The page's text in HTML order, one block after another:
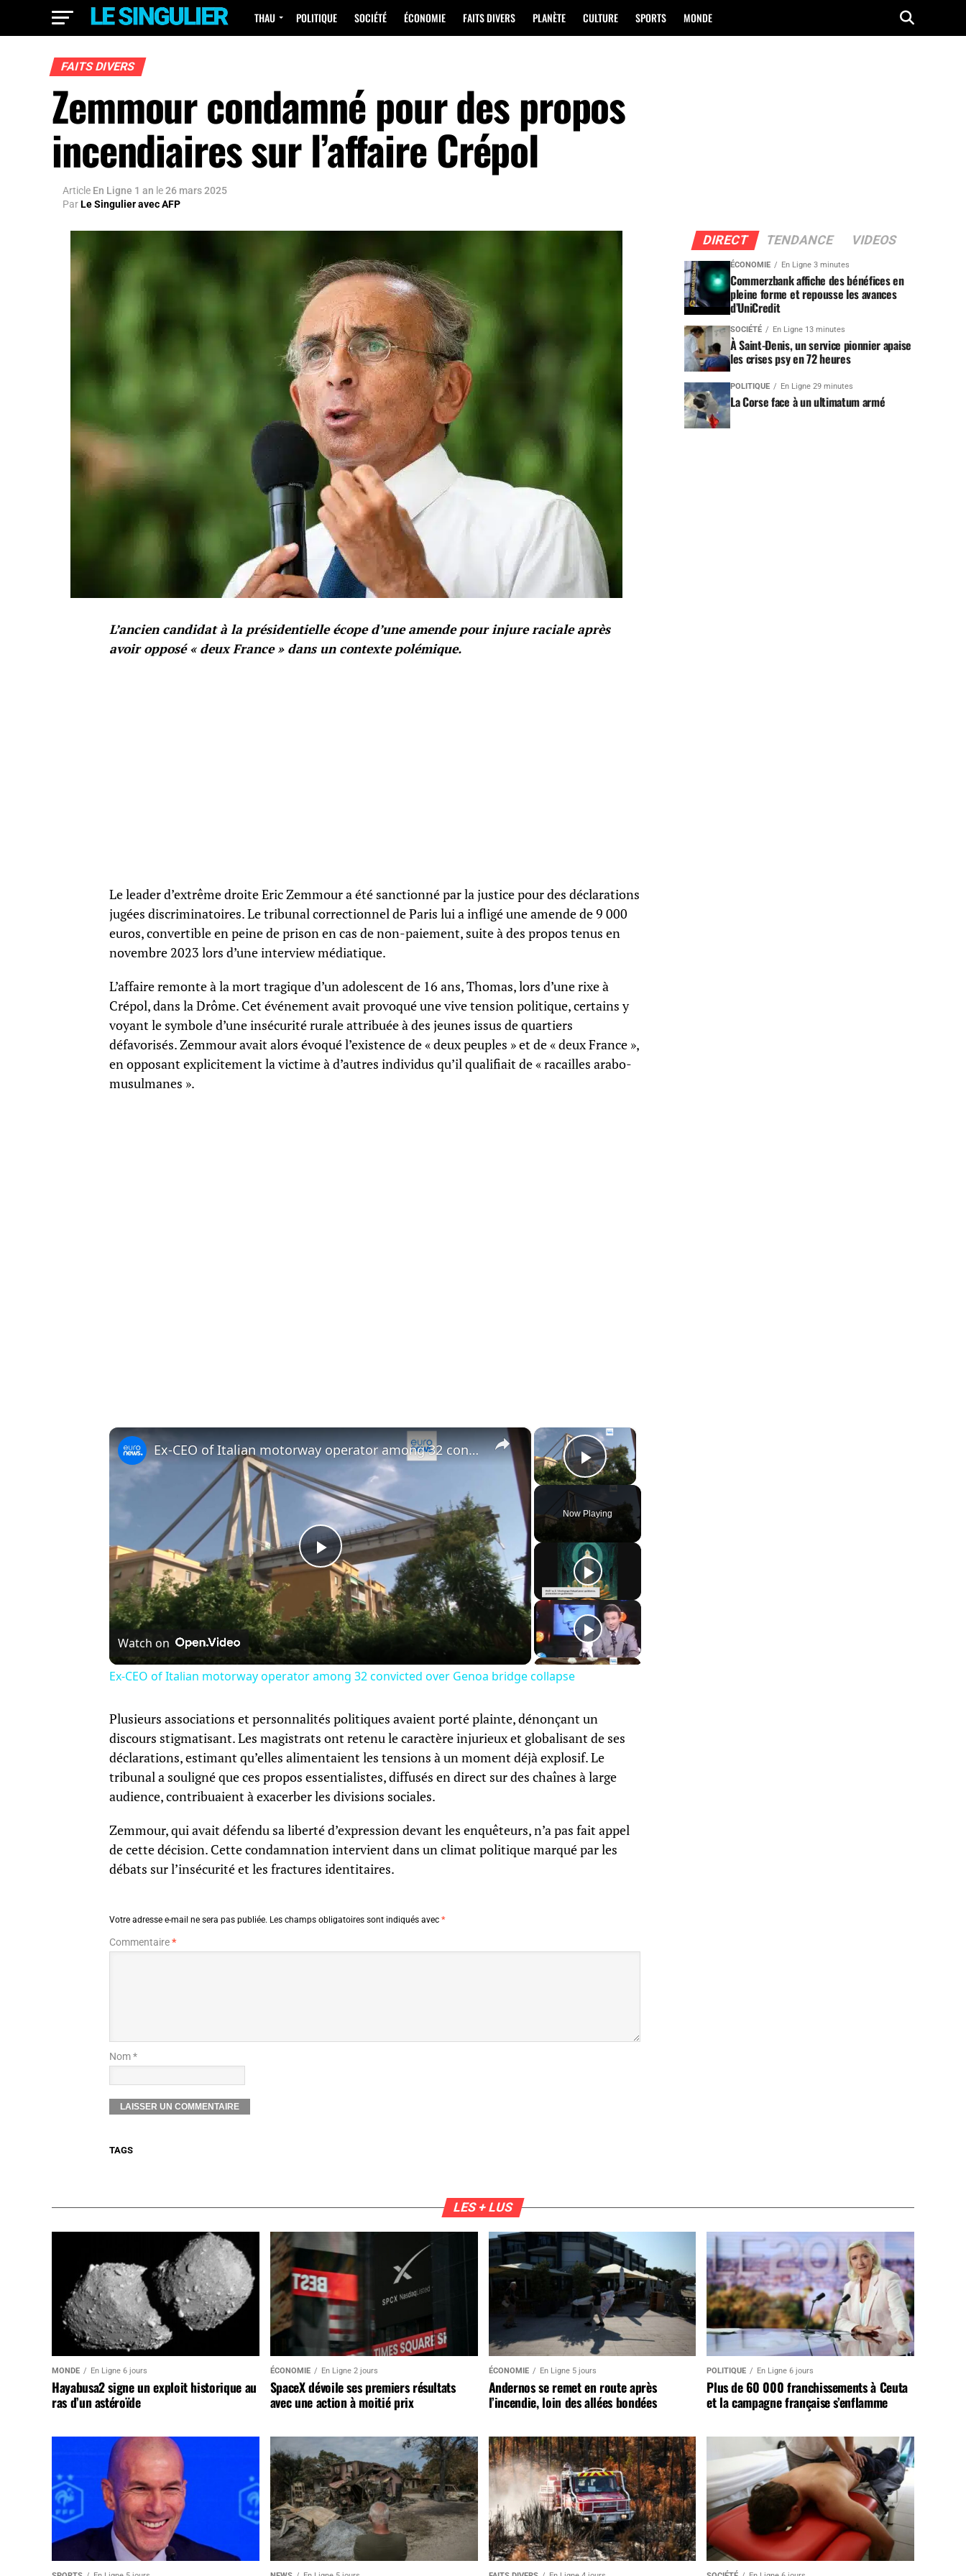
THAU POLITIQUE SOCIÉTÉ ÉCONOMIE FAITS DIVERS PLANÈTE CULTURE SPORTS MONDE
FAITS DIVERS
Zemmour condamné pour des propos
incendiaires sur l’affaire Crépol
Article En Ligne 1 an le26 mars 2025
ParLe Singulier avec AFP
L’ancien candidat à la présidentielle écope d’une amende pour injure raciale après
avoir opposé « deux France » dans un contexte polémique.
Le leader d’extrême droite Eric Zemmour a été sanctionné par la justice pour des déclarations
jugées discriminatoires. Le tribunal correctionnel de Paris lui a infligé une amende de 9 000
euros, convertible en peine de prison en cas de non-paiement, suite à des propos tenus en
novembre 2023 lors d’une interview médiatique.
L’affaire remonte à la mort tragique d’un adolescent de 16 ans, Thomas, lors d’une rixe à
Crépol, dans la Drôme. Cet événement avait provoqué une vive tension politique, certains y
voyant le symbole d’une insécurité rurale attribuée à des jeunes issus de quartiers
défavorisés. Zemmour avait alors évoqué l’existence de « deux peuples » et de « deux France »,
en opposant explicitement la victime à d’autres individus qu’il qualifiait de « racailles arabo-
musulmanes ».
×
Play Video
Now Playing
×
Play
Video
Ex-CEO of Italian motorway operator among 32 convicted over Genoa bridge collapse
Watch on
Ex-CEO of Italian motorway operator among 32 convicted over Genoa bridge collapse
Plusieurs associations et personnalités politiques avaient porté plainte, dénonçant un
discours stigmatisant. Les magistrats ont retenu le caractère injurieux et globalisant de ses
déclarations, estimant qu’elles alimentaient les tensions à un moment déjà explosif. Le
tribunal a souligné que ces propos essentialistes, diffusés en direct sur des chaînes à large
audience, contribuaient à exacerber les divisions sociales.
Zemmour, qui avait défendu sa liberté d’expression devant les enquêteurs, n’a pas fait appel
de cette décision. Cette condamnation intervient dans un climat politique marqué par les
débats sur l’insécurité et les fractures identitaires.
Votre adresse e-mail ne sera pas publiée. Les champs obligatoires sont indiqués avec *
Commentaire*
Nom *
TAGS
DIRECT TENDANCE VIDEOS
ÉCONOMIE En Ligne 3 minutes
Commerzbank affiche des bénéfices en
pleine forme et repousse les avances
d’UniCredit
SOCIÉTÉ En Ligne 13 minutes
À Saint-Denis, un service pionnier apaise
les crises psy en 72 heures
POLITIQUE En Ligne 29 minutes
La Corse face à un ultimatum armé
LES + LUS
MONDE En Ligne 6 jours
Hayabusa2 signe un exploit historique au
ras d’un astéroïde
ÉCONOMIE En Ligne 2 jours
SpaceX dévoile ses premiers résultats
avec une action à moitié prix
ÉCONOMIE En Ligne 5 jours
Andernos se remet en route après
l’incendie, loin des allées bondées
POLITIQUE En Ligne 6 jours
Plus de 60 000 franchissements à Ceuta
et la campagne française s’enflamme